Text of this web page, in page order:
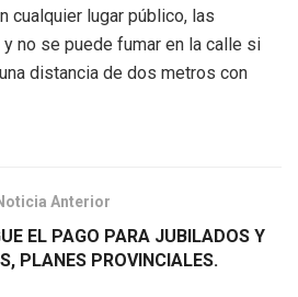
cualquier lugar público, las
no se puede fumar en la calle si
distancia de dos metros con
Anterior
EL PAGO PARA JUBILADOS Y
PLANES PROVINCIALES.